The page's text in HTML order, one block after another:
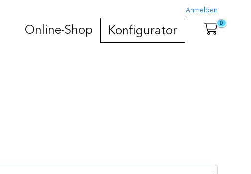
Anmelden
0
Online-Shop Konfigurator